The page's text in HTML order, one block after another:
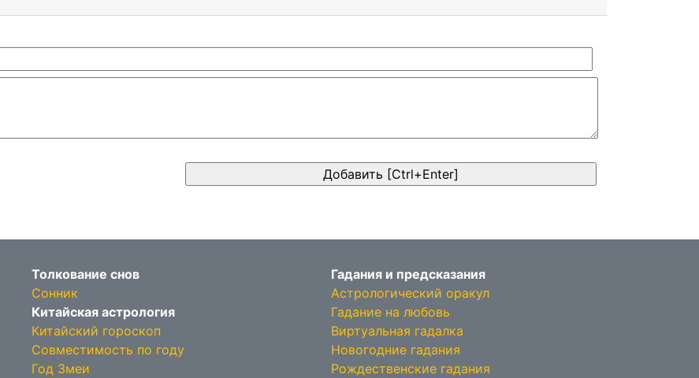
Толкование снов
Сонник
Китайская астрология
Китайский гороскоп
Совместимость по году
Год Змеи
Гадания и предсказания
Астрологический оракул
Гадание на любовь
Виртуальная гадалка
Новогодние гадания
Рождественские гадания